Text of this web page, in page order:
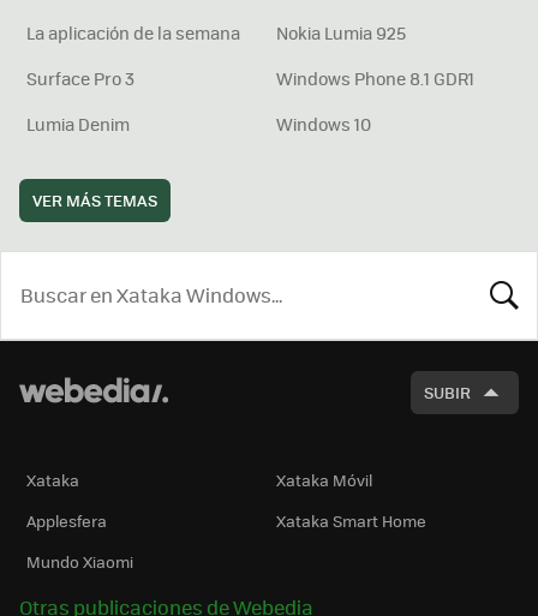
La aplicación de la semana
Nokia Lumia 925
Surface Pro 3
Windows Phone 8.1 GDR1
Lumia Denim
Windows 10
VER MÁS TEMAS
SUBIR
Xataka
Xataka Móvil
Applesfera
Xataka Smart Home
Mundo Xiaomi
Otras publicaciones de Webedia